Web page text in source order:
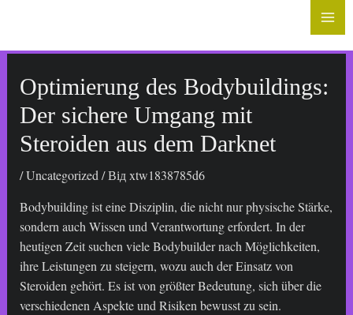
Optimierung des Bodybuildings:
Der sichere Umgang mit
Steroiden aus dem Darknet
/Uncategorized / Відxtw1838785d6
Bodybuilding ist eine Disziplin, die nicht nur physische Stärke,
sondern auch Wissen und Verantwortung erfordert. In der
heutigen Zeit suchen viele Bodybuilder nach Möglichkeiten,
ihre Leistungen zu steigern, wozu auch der Einsatz von
Steroiden gehört. Es ist von größter Bedeutung, sich über die
verschiedenen Aspekte und Risiken bewusst zu sein.